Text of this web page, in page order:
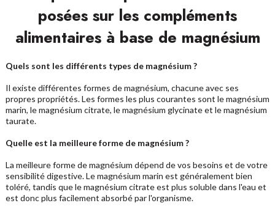
posées sur les compléments
alimentaires à base de magnésium
Quels sont les différents types de magnésium ?
Il existe différentes formes de magnésium, chacune avec ses
propres propriétés. Les formes les plus courantes sont le magnésium
marin, le magnésium citrate, le magnésium glycinate et le magnésium
taurate.
Quelle est la meilleure forme de magnésium ?
La meilleure forme de magnésium dépend de vos besoins et de votre
sensibilité digestive. Le magnésium marin est généralement bien
toléré, tandis que le magnésium citrate est plus soluble dans l'eau et
est donc plus facilement absorbé par l'organisme.